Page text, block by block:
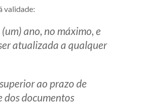
validade:
(um) ano, no máximo, e
atualizada a qualquer
ao prazo de
dos documentos